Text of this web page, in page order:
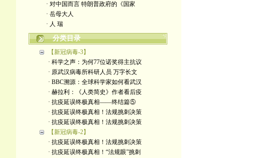
须注明如下版权信息：
· 对中国而言 特朗普政府的《国家
· 岳母大人
· 人 瑞
分类目录
【新冠病毒-3】
· 科学之声：为何77位诺奖得主抗议
· 原武汉病毒所科研人员 万字长文
· BBC溯源：全球科学家如何看武汉
· 赫拉利：《人类简史》作者看后疫
· 抗疫延误终极真相——终结篇⑤
· 抗疫延误终极真相！法规挑刺决策
· 抗疫延误终极真相！法规挑刺决策
【新冠病毒-2】
· 抗疫延误终极真相！法规挑刺决策
· 抗疫延误终极真相！“法规眼”挑刺